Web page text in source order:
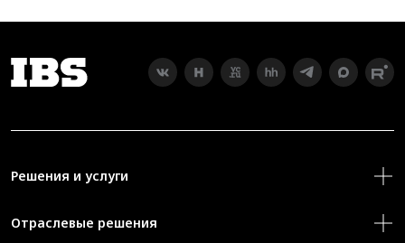
Решения и услуги
Отраслевые решения